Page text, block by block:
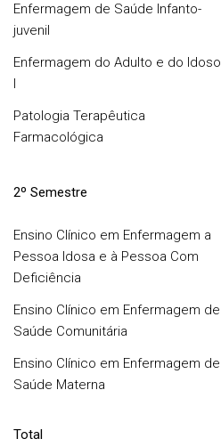
Enfermagem de Saúde Infanto-
juvenil
Enfermagem do Adulto e do Idoso
I
Patologia Terapêutica
Farmacológica
2º Semestre
Ensino Clínico em Enfermagem a
Pessoa Idosa e à Pessoa Com
Deficiência
Ensino Clínico em Enfermagem de
Saúde Comunitária
Ensino Clínico em Enfermagem de
Saúde Materna
Total